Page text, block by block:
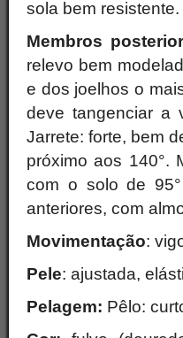
sola bem resistente.
Membros
relevo bem
e dos joelhos o
deve tangenciar a
Jarrete: forte, bem
próximo aos 140°.
com o solo de
anteriores, com
Movimentação:
Pele: ajustada,
Pelagem: Pêlo: